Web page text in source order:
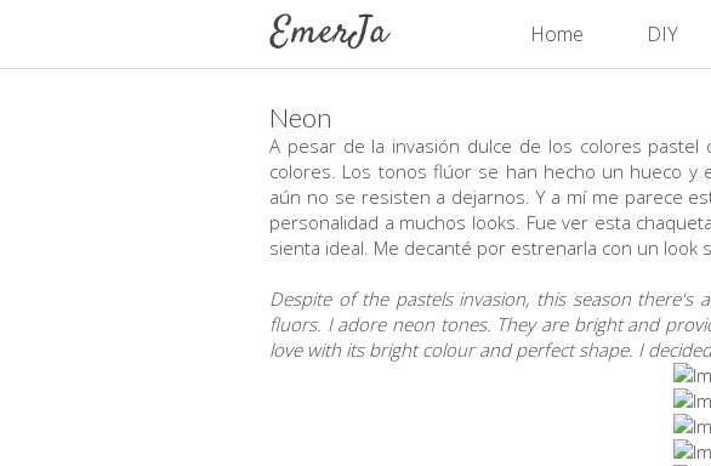
Home DIY
Neon
A pesar de la invasión dulce de los colores
colores. Los tonos flúor se han hecho un hueco y
aún no se resisten a dejarnos. Y a mí me parece
personalidad a muchos looks. Fue ver esta
sienta ideal. Me decanté por estrenarla con un
Despite of the pastels invasion, this season
fluors. I adore neon tones. They are bright and
love with its bright colour and perfect shape. I